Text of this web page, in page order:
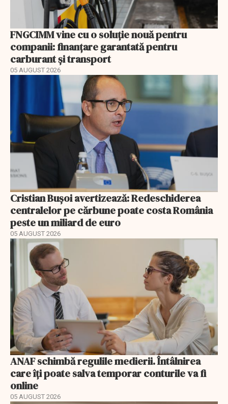
FNGCIMM vine cu o soluție nouă pentru
companii: finanțare garantată pentru
carburant și transport
05 AUGUST 2026
Cristian Bușoi avertizează: Redeschiderea
centralelor pe cărbune poate costa România
peste un miliard de euro
05 AUGUST 2026
ANAF schimbă regulile medierii. Întâlnirea
care îți poate salva temporar conturile va fi
online
05 AUGUST 2026